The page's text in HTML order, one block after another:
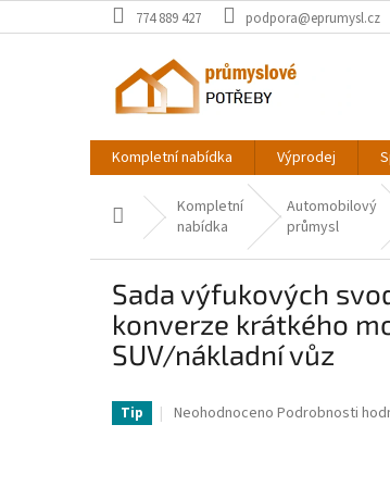
na
774 889 427 podpora@eprumysl.cz
Kompletní nabídka Výprodej
Domů Kompletní
nabídka
Automobilový
průmysl
Sada výfukových
konverze krátkého
SUV/nákladní vůz
Tip
Průměrné
Neohodnoceno Podrobnosti